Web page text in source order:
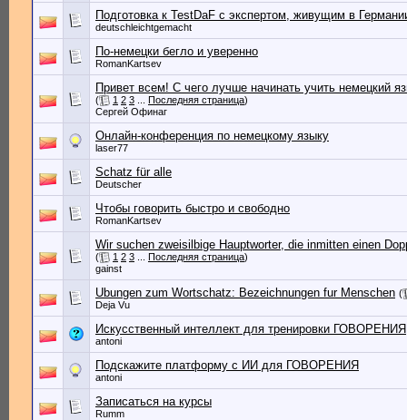
Подготовка к TestDaF с экспертом, живущим в
deutschleichtgemacht
По-немецки бегло и уверенно
RomanKartsev
Привет всем! С чего лучше начинать учить немецкий
( 1 2 3 Последняя страница)
Сергей Офинаг
Онлайн-конференция по немецкому языку
laser77
Schatz für alle
Deutscher
Чтобы говорить быстро и свободно
RomanKartsev
Wir suchen zweisilbige Hauptworter, die inmitten einen
( 1 2 3 Последняя страница)
gainst
Ubungen zum Wortschatz: Bezeichnungen fur Menschen (
Deja Vu
Искусственный интеллект для тренировки ГОВОРЕНИЯ
antoni
Подскажите платформу с ИИ для ГОВОРЕНИЯ
antoni
Записаться на курсы
Rumm